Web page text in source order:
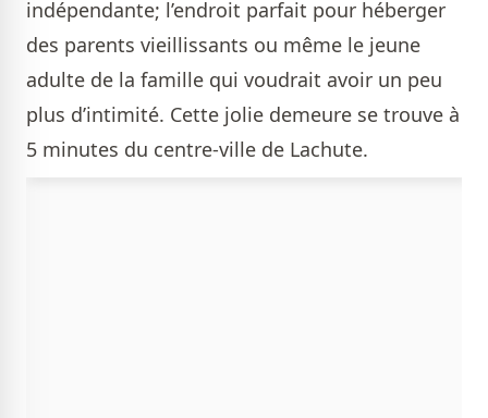
indépendante; l’endroit parfait pour héberger
des parents vieillissants ou même le jeune
adulte de la famille qui voudrait avoir un peu
plus d’intimité. Cette jolie demeure se trouve à
5 minutes du centre-ville de Lachute.